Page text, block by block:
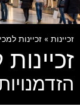
זכיינות » זכיינות